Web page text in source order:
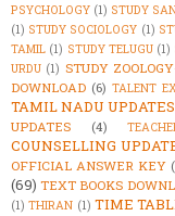
PSYCHOLOGY (1) STUDY
(1) STUDY SOCIOLOGY (1)
TAMIL (1) STUDY TELUGU (1)
URDU (1) STUDY
DOWNLOAD (6) TALENT
TAMIL NADU UPDATES
UPDATES
(4)
COUNSELLING
OFFICIAL ANSWER KEY
(69) TEXT BOOKS
(1) THIRAN (1) TIME